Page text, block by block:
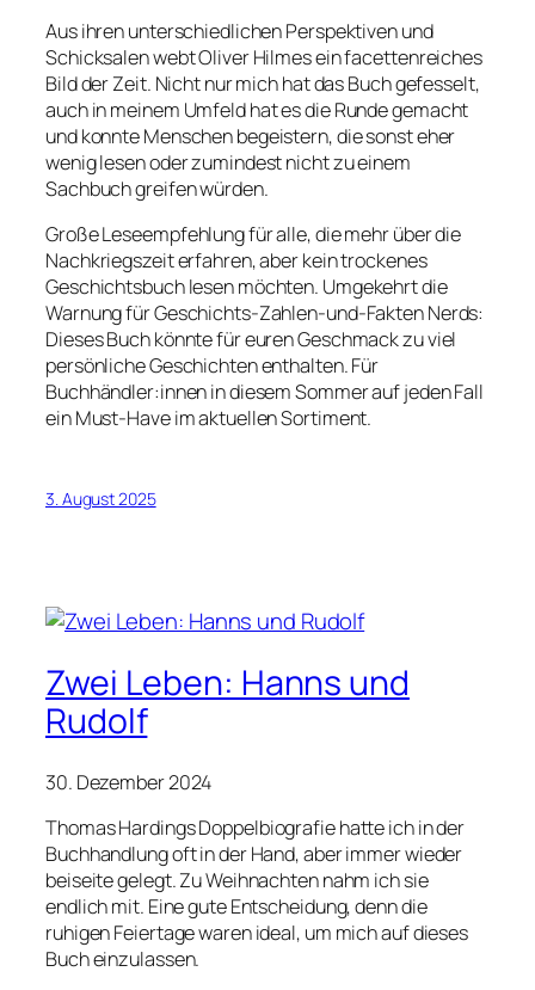
Aus ihren unterschiedlichen Perspektiven und
Schicksalen webt Oliver Hilmes ein facettenreiches
Bild der Zeit. Nicht nur mich hat das Buch gefesselt,
auch in meinem Umfeld hat es die Runde gemacht
und konnte Menschen begeistern, die sonst eher
wenig lesen oder zumindest nicht zu einem
Sachbuch greifen würden.
Große Leseempfehlung für alle, die mehr über die
Nachkriegszeit erfahren, aber kein trockenes
Geschichtsbuch lesen möchten. Umgekehrt die
Warnung für Geschichts-Zahlen-und-Fakten Nerds:
Dieses Buch könnte für euren Geschmack zu viel
persönliche Geschichten enthalten. Für
Buchhändler:innen in diesem Sommer auf jeden Fall
ein Must-Have im aktuellen Sortiment.
3. August 2025
Zwei Leben: Hanns und
Rudolf
30. Dezember 2024
Thomas Hardings Doppelbiografie hatte ich in der
Buchhandlung oft in der Hand, aber immer wieder
beiseite gelegt. Zu Weihnachten nahm ich sie
endlich mit. Eine gute Entscheidung, denn die
ruhigen Feiertage waren ideal, um mich auf dieses
Buch einzulassen.